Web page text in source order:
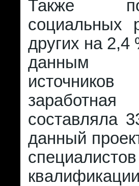
Также
социальных
других на
данным
составляла
данный